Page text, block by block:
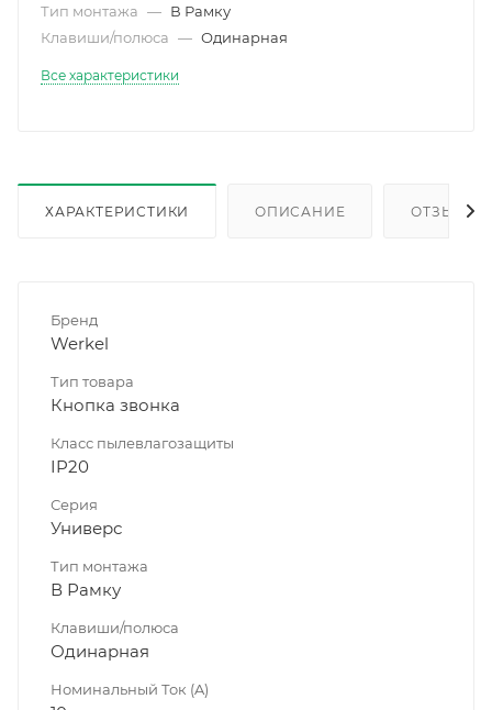
Тип монтажа — В Рамку
Клавиши/полюса — Одинарная
Все характеристики
ХАРАКТЕРИСТИКИ ОПИСАНИЕ ОТЗЫВЫ
Бренд
Werkel
Тип товара
Кнопка звонка
Класс пылевлагозащиты
IP20
Серия
Универс
Тип монтажа
В Рамку
Клавиши/полюса
Одинарная
Номинальный Ток (A)